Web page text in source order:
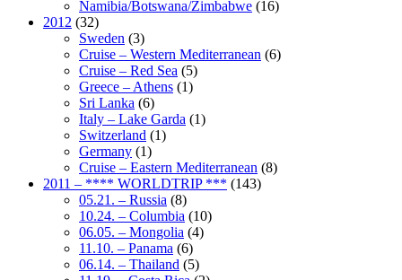
Namibia/Botswana/Zimbabwe (16)
2012 (32)
Sweden (3)
Cruise – Western Mediterranean (6)
Cruise – Red Sea (5)
Greece – Athens (1)
Sri Lanka (6)
Italy – Lake Garda (1)
Switzerland (1)
Germany (1)
Cruise – Eastern Mediterranean (8)
2011 – **** WORLDTRIP *** (143)
05.21. – Russia (8)
10.24. – Columbia (10)
06.05. – Mongolia (4)
11.10. – Panama (6)
06.14. – Thailand (5)